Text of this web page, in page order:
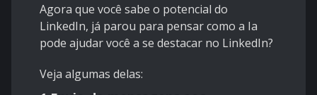
Agora que você sabe o potencial do
LinkedIn, já parou para pensar como a Ia
pode ajudar você a se destacar no LinkedIn?
Veja algumas delas: